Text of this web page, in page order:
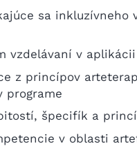
sa
vzdelávaní v
z princípov
programe
špecifík a
v oblasti